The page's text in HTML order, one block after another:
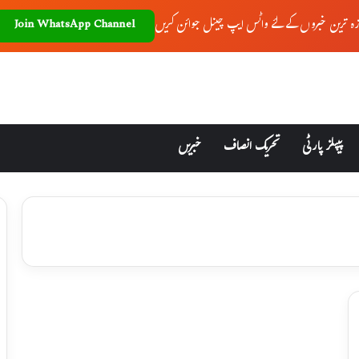
ترین خبروں کے لئے واٹس ایپ چینل جوائن کریں Join WhatsApp Channel
پیپلز پارٹی تحریک انصاف خبریں